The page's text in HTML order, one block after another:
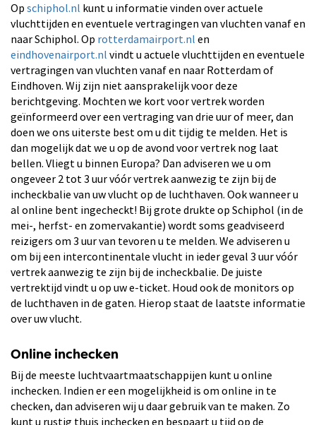
Op schiphol.nl kunt u informatie vinden over actuele
vluchttijden en eventuele vertragingen van vluchten vanaf en
naar Schiphol. Op rotterdamairport.nl en
eindhovenairport.nl vindt u actuele vluchttijden en eventuele
vertragingen van vluchten vanaf en naar Rotterdam of
Eindhoven. Wij zijn niet aansprakelijk voor deze
berichtgeving. Mochten we kort voor vertrek worden
geïnformeerd over een vertraging van drie uur of meer, dan
doen we ons uiterste best om u dit tijdig te melden. Het is
dan mogelijk dat we u op de avond voor vertrek nog laat
bellen. Vliegt u binnen Europa? Dan adviseren we u om
ongeveer 2 tot 3 uur vóór vertrek aanwezig te zijn bij de
incheckbalie van uw vlucht op de luchthaven. Ook wanneer u
al online bent ingecheckt! Bij grote drukte op Schiphol (in de
mei-, herfst- en zomervakantie) wordt soms geadviseerd
reizigers om 3 uur van tevoren u te melden. We adviseren u
om bij een intercontinentale vlucht in ieder geval 3 uur vóór
vertrek aanwezig te zijn bij de incheckbalie. De juiste
vertrektijd vindt u op uw e-ticket. Houd ook de monitors op
de luchthaven in de gaten. Hierop staat de laatste informatie
over uw vlucht.
Online inchecken
Bij de meeste luchtvaartmaatschappijen kunt u online
inchecken. Indien er een mogelijkheid is om online in te
checken, dan adviseren wij u daar gebruik van te maken. Zo
kunt u rustig thuis inchecken en bespaart u tijd op de